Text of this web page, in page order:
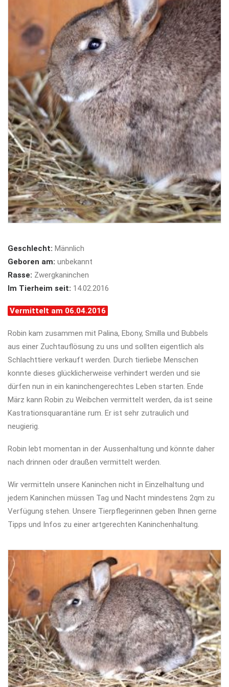
Geschlecht: Männlich
Geboren am: unbekannt
Rasse: Zwergkaninchen
Im Tierheim seit: 14.02.2016
Vermittelt am 06.04.2016
Robin kam zusammen mit Palina, Ebony, Smilla und Bubbels
aus einer Zuchtauflösung zu uns und sollten eigentlich als
Schlachttiere verkauft werden. Durch tierliebe Menschen
konnte dieses glücklicherweise verhindert werden und sie
dürfen nun in ein kaninchengerechtes Leben starten. Ende
März kann Robin zu Weibchen vermittelt werden, da ist seine
Kastrationsquarantäne rum. Er ist sehr zutraulich und
neugierig.
Robin lebt momentan in der Aussenhaltung und könnte daher
nach drinnen oder draußen vermittelt werden.
Wir vermitteln unsere Kaninchen nicht in Einzelhaltung und
jedem Kaninchen müssen Tag und Nacht mindestens 2qm zu
Verfügung stehen. Unsere Tierpflegerinnen geben Ihnen gerne
Tipps und Infos zu einer artgerechten Kaninchenhaltung.